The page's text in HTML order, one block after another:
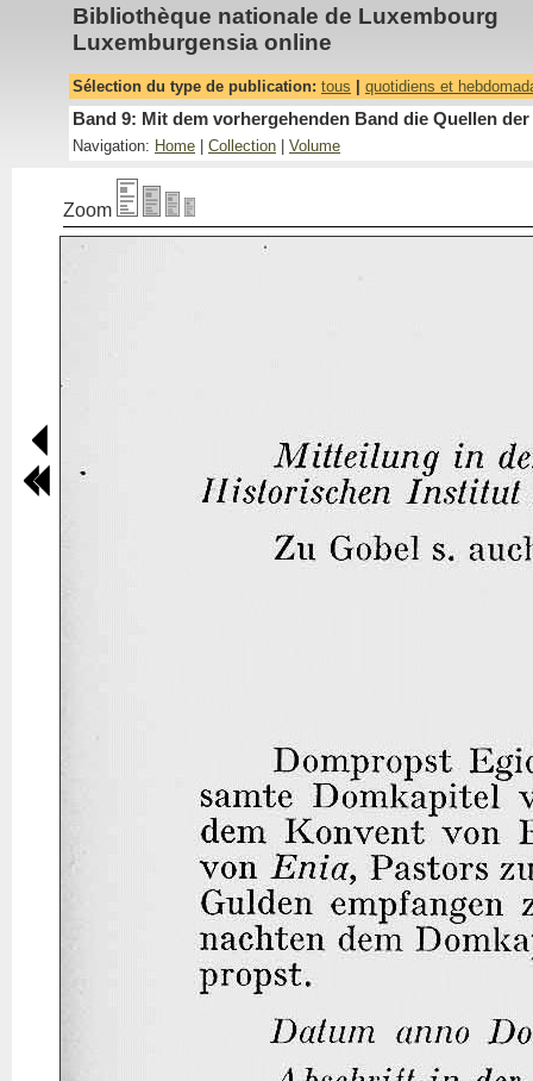
Bibliothèque nationale de Luxembourg
Luxemburgensia online
Sélection du type de publication: tous quotidiens et
Band 9: Mit dem vorhergehenden Band die Quellen
Navigation: Home Collection Volume
Zoom